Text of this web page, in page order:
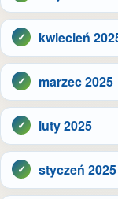
kwiecień
marzec 2025
luty 2025
styczeń 2025